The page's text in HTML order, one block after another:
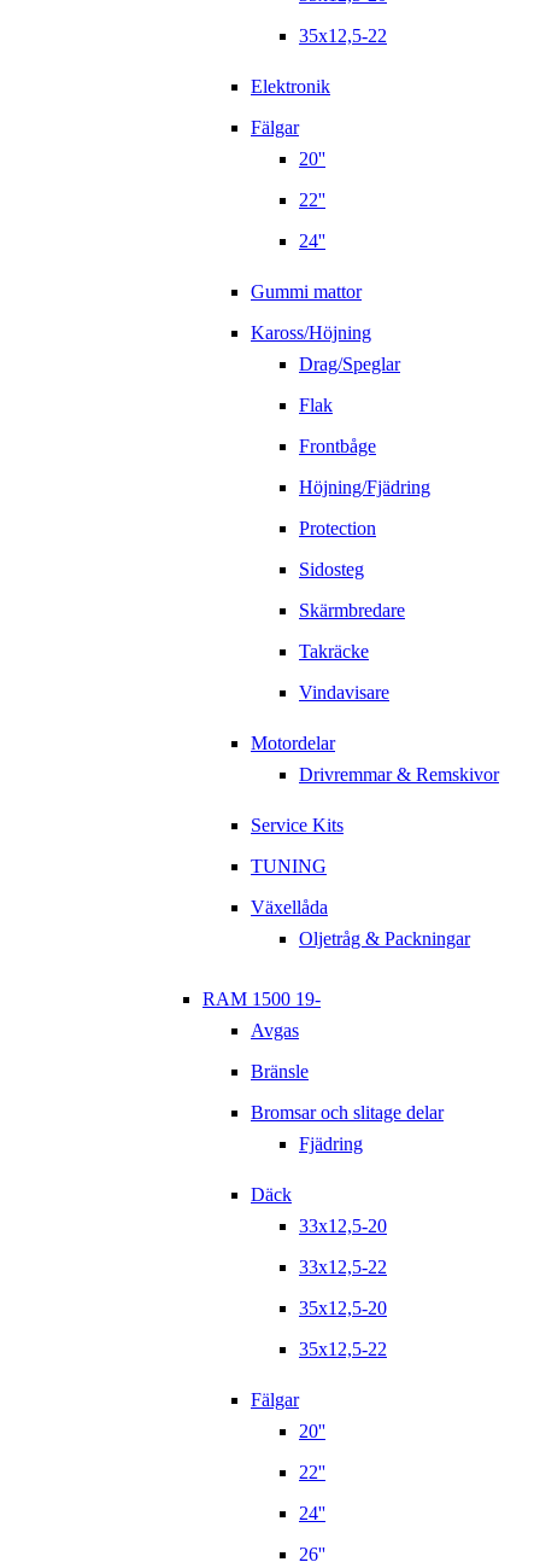
35x12,5-22
Elektronik
Fälgar
20''
22''
24''
Gummi mattor
Kaross/Höjning
Drag/Speglar
Flak
Frontbåge
Höjning/Fjädring
Protection
Sidosteg
Skärmbredare
Takräcke
Vindavisare
Motordelar
Drivremmar & Remskivor
Service Kits
TUNING
Växellåda
Oljetråg & Packningar
RAM 1500 19-
Avgas
Bränsle
Bromsar och slitage delar
Fjädring
Däck
33x12,5-20
33x12,5-22
35x12,5-20
35x12,5-22
Fälgar
20''
22''
24''
26''